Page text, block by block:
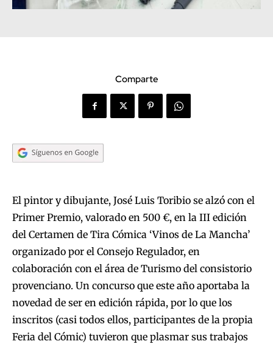
Comparte
El pintor y dibujante, José Luis Toribio se alzó con el
Primer Premio, valorado en 500 €, en la III edición
del Certamen de Tira Cómica ‘Vinos de La Mancha’
organizado por el Consejo Regulador, en
colaboración con el área de Turismo del consistorio
provenciano. Un concurso que este año aportaba la
novedad de ser en edición rápida, por lo que los
inscritos (casi todos ellos, participantes de la propia
Feria del Cómic) tuvieron que plasmar sus trabajos